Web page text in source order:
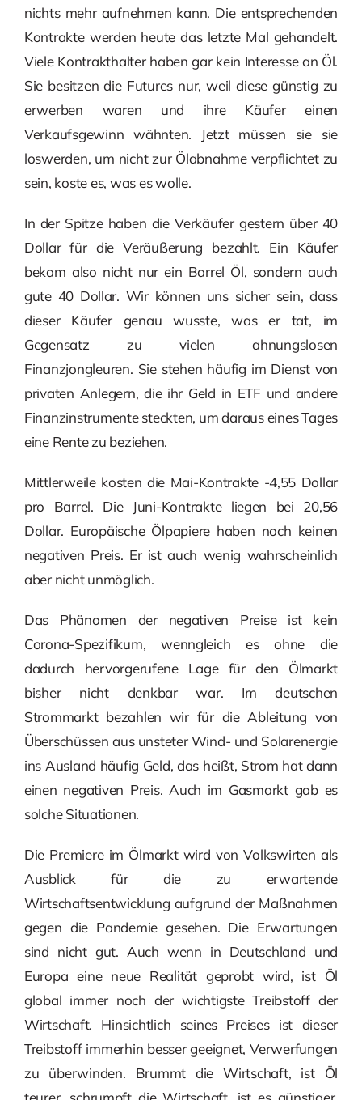
nichts mehr aufnehmen kann. Die entsprechenden
Kontrakte werden heute das letzte Mal gehandelt.
Viele Kontrakthalter haben gar kein Interesse an Öl.
Sie besitzen die Futures nur, weil diese günstig zu
erwerben waren und ihre Käufer einen
Verkaufsgewinn wähnten. Jetzt müssen sie sie
loswerden, um nicht zur Ölabnahme verpflichtet zu
sein, koste es, was es wolle.
In der Spitze haben die Verkäufer gestern über 40
Dollar für die Veräußerung bezahlt. Ein Käufer
bekam also nicht nur ein Barrel Öl, sondern auch
gute 40 Dollar. Wir können uns sicher sein, dass
dieser Käufer genau wusste, was er tat, im
Gegensatz zu vielen ahnungslosen
Finanzjongleuren. Sie stehen häufig im Dienst von
privaten Anlegern, die ihr Geld in ETF und andere
Finanzinstrumente steckten, um daraus eines Tages
eine Rente zu beziehen.
Mittlerweile kosten die Mai-Kontrakte -4,55 Dollar
pro Barrel. Die Juni-Kontrakte liegen bei 20,56
Dollar. Europäische Ölpapiere haben noch keinen
negativen Preis. Er ist auch wenig wahrscheinlich
aber nicht unmöglich.
Das Phänomen der negativen Preise ist kein
Corona-Spezifikum, wenngleich es ohne die
dadurch hervorgerufene Lage für den Ölmarkt
bisher nicht denkbar war. Im deutschen
Strommarkt bezahlen wir für die Ableitung von
Überschüssen aus unsteter Wind- und Solarenergie
ins Ausland häufig Geld, das heißt, Strom hat dann
einen negativen Preis. Auch im Gasmarkt gab es
solche Situationen.
Die Premiere im Ölmarkt wird von Volkswirten als
Ausblick für die zu erwartende
Wirtschaftsentwicklung aufgrund der Maßnahmen
gegen die Pandemie gesehen. Die Erwartungen
sind nicht gut. Auch wenn in Deutschland und
Europa eine neue Realität geprobt wird, ist Öl
global immer noch der wichtigste Treibstoff der
Wirtschaft. Hinsichtlich seines Preises ist dieser
Treibstoff immerhin besser geeignet, Verwerfungen
zu überwinden. Brummt die Wirtschaft, ist Öl